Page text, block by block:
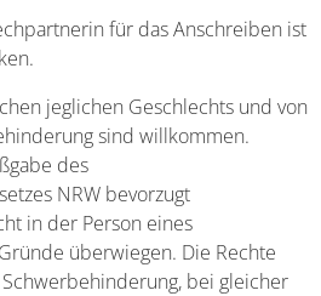
für das Anschreiben ist
jeglichen Geschlechts und von
sind willkommen.
des
NRW bevorzugt
in der Person eines
überwiegen. Die Rechte
bei gleicher